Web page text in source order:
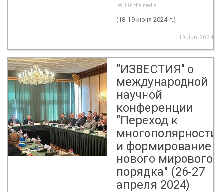
IWH in the media
(18-19 июня 2024 г.)
19 Jun 2024
"ИЗВЕСТИЯ" о
международной
научной
конференции
"Переход к
многополярности
и формирование
нового мирового
порядка" (26-27
апреля 2024)